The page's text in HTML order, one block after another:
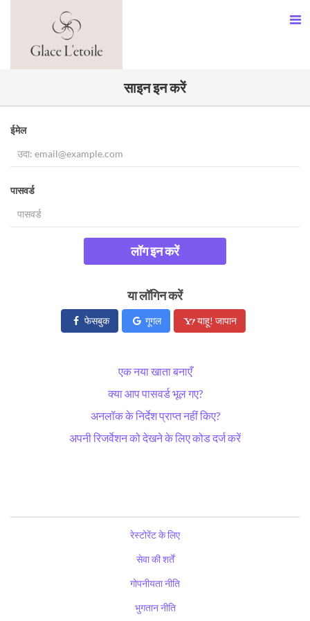
साइन इन करें
ईमेल
पासवर्ड
लॉग इन करें
या लॉगिन करें
फेसबुक गूगल याहू! जापान
एक नया खाता बनाएँ
क्या आप पासवर्ड भूल गए?
अनलॉक के निर्देश प्राप्त नहीं किए?
अपनी रिजर्वेशन को देखने के लिए कोड दर्ज करें
रेस्टोरेंट के लिए
सेवा की शर्तें
गोपनीयता नीति
भुगतान नीति